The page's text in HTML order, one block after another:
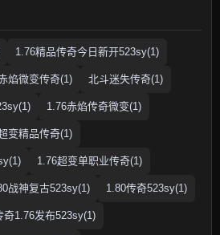
1.76精品传奇今日新开523sy(1)
焰微变传奇(1) 北斗迷失传奇(1)
1.76赤焰传奇微变(1)
变精品传奇(1)
1.76超变单职业传奇(1)
战神复古523sy(1) 1.80传奇523sy(1)
奇1.76发布523sy(1)